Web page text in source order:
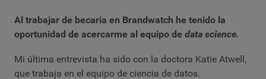
Al trabajar de becaria en Brandwatch he tenido la
oportunidad de acercarme al equipo de data science.
Mi última entrevista ha sido con la doctora Katie Atwell,
que trabaja en el equipo de ciencia de datos.